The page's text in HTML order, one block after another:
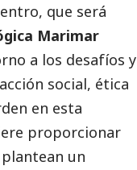
que será
Marimar
a los desafíos y
social, ética
en esta
proporcionar
un